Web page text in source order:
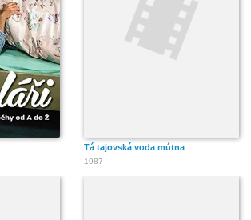
Tá tajovská voda mútna
1987